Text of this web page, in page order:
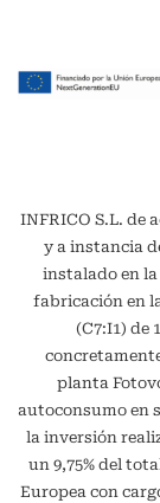
INFRICO S.L. de
y a instancia
instalado en
fabricación en
(C7:I1) de
planta
autoconsumo en
la inversión
un 9,75% del
Europea con